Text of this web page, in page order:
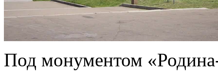
Под монументом